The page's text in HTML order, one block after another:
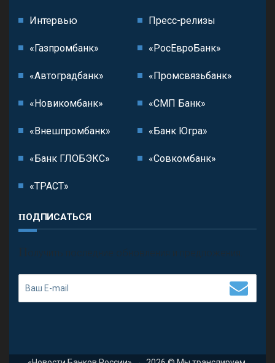
Интервью Пресс-релизы
«Газпромбанк» «РосЕвроБанк»
«Автоградбанк» «Промсвязьбанк»
«Новикомбанк» «СМП Банк»
«Внешпромбанк» «Банк Югра»
«Банк ГЛОБЭКС» «Совкомбанк»
«ТРАСТ»
ПОДПИСАТЬСЯ
П олучить последние обновления и предложения.